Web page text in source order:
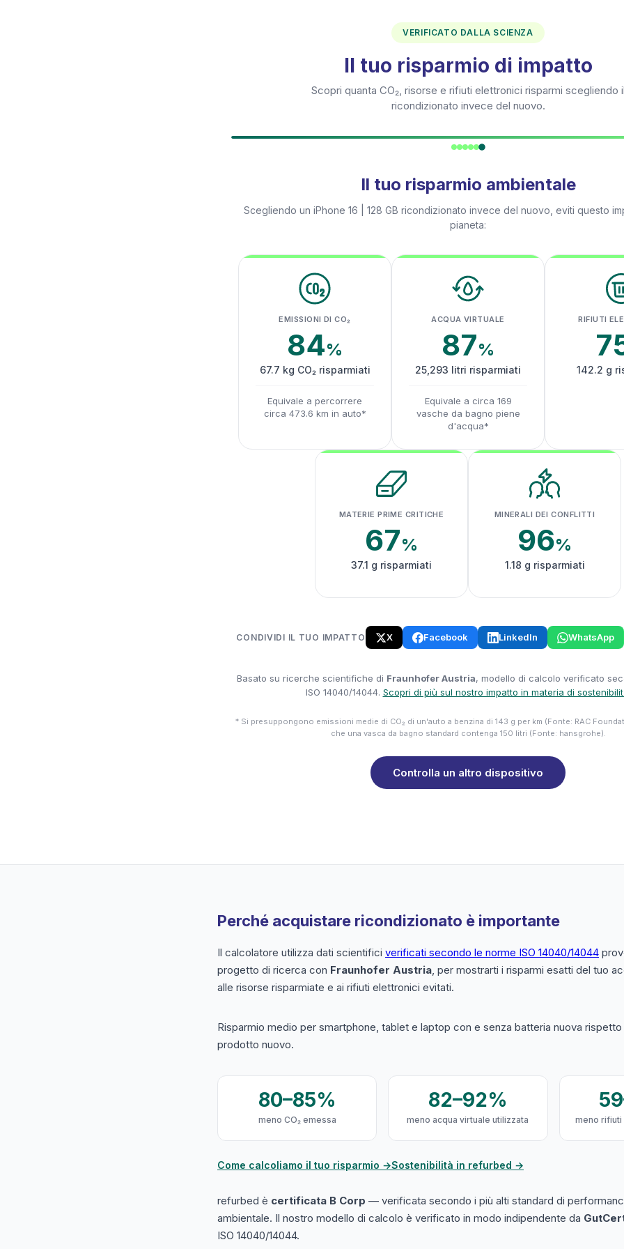
VERIFICATO DALLA SCIENZA
Il tuo risparmio di impatto
Scopri quanta CO₂, risorse e rifiuti elettronici risparmi scegliendo il
ricondizionato invece del nuovo.
Il tuo risparmio ambientale
Scegliendo un iPhone 16 | 128 GB ricondizionato invece del nuovo, eviti questo
pianeta:
EMISSIONI DI CO₂
84%
67.7 kg CO₂ risparmiati
Equivale a percorrere
circa 473.6 km in auto*
ACQUA VIRTUALE
87%
25,293 litri risparmiati
Equivale a circa 169
vasche da bagno piene
d'acqua*
RIFIUTI
142.2 g
MATERIE PRIME CRITICHE
67%
37.1 g risparmiati
MINERALI DEI CONFLITTI
96%
1.18 g risparmiati
CONDIVIDI IL TUO IMPATTO X Facebook LinkedIn WhatsApp
Basato su ricerche scientifiche di Fraunhofer Austria, modello di calcolo verificato
ISO 14040/14044. Scopri di più sul nostro impatto in materia di
* Si presuppongono emissioni medie di CO₂ di un'auto a benzina di 143 g per km (Fonte: RAC
che una vasca da bagno standard contenga 150 litri (Fonte: hansgrohe).
Controlla un altro dispositivo
Perché acquistare ricondizionato è importante
Il calcolatore utilizza dati scientifici verificati secondo le norme ISO 14040/14044
progetto di ricerca con Fraunhofer Austria, per mostrarti i risparmi esatti del tuo
alle risorse risparmiate e ai rifiuti elettronici evitati.
Risparmio medio per smartphone, tablet e laptop con e senza batteria nuova
prodotto nuovo.
80–85%
meno CO₂ emessa
82–92%
meno acqua virtuale utilizzata meno
Come calcoliamo il tuo risparmio →Sostenibilità in refurbed →
refurbed è certificata B Corp — verificata secondo i più alti standard di
ambientale. Il nostro modello di calcolo è verificato in modo indipendente da
ISO 14040/14044.